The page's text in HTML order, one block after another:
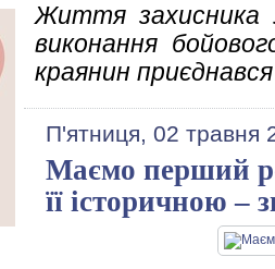
Життя захисника
виконання
краянин
П'ятниця, 02 травня
Маємо перший
її історичною –